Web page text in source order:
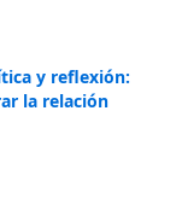
y reflexión:
la relación